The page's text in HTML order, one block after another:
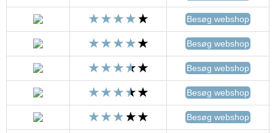
Besøg webshop
Besøg webshop
Besøg webshop
Besøg webshop
Besøg webshop